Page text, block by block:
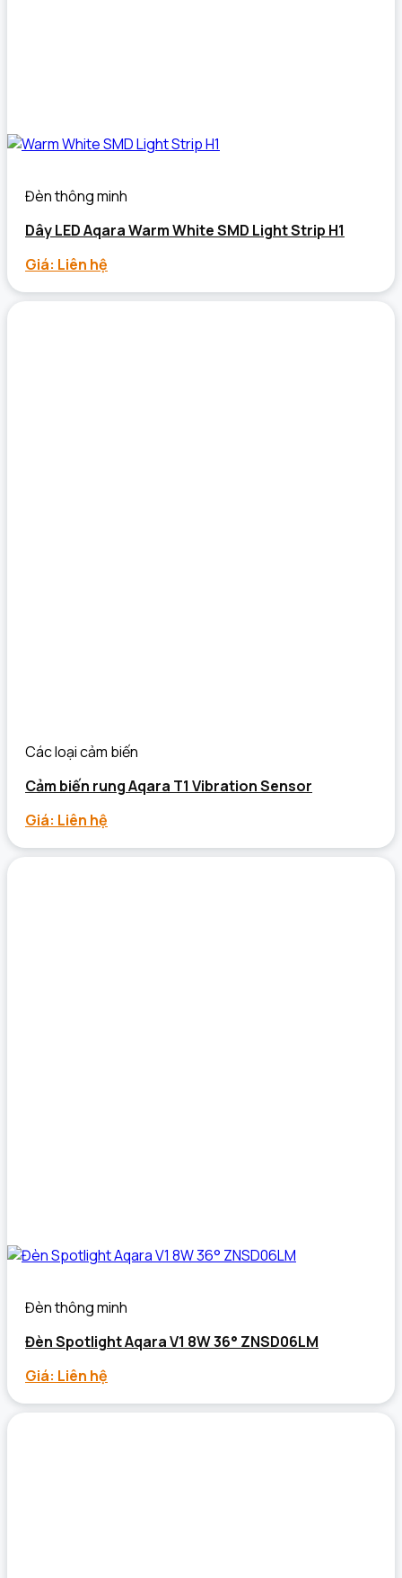
Đèn thông minh
Dây LED Aqara Warm White SMD Light Strip H1
Giá: Liên hệ
Các loại cảm biến
Cảm biến rung Aqara T1 Vibration Sensor
Giá: Liên hệ
Đèn thông minh
Đèn Spotlight Aqara V1 8W 36° ZNSD06LM
Giá: Liên hệ